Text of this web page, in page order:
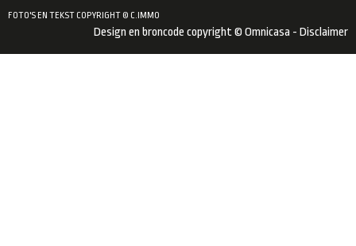
FOTO'S EN TEKST COPYRIGHT © C.IMMO
Design en broncode copyright © Omnicasa - Disclaimer